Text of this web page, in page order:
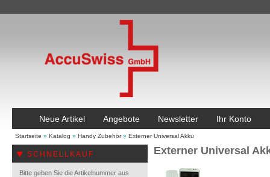
Neue Artikel Angebote Newsletter Ihr Konto
Startseite » Katalog » Handy Zubehör» Externer Universal Akku
SCHNELLKAUF
Bitte geben Sie die Artikelnummer aus
Externer Universal